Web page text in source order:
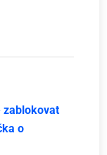
zablokovat
o